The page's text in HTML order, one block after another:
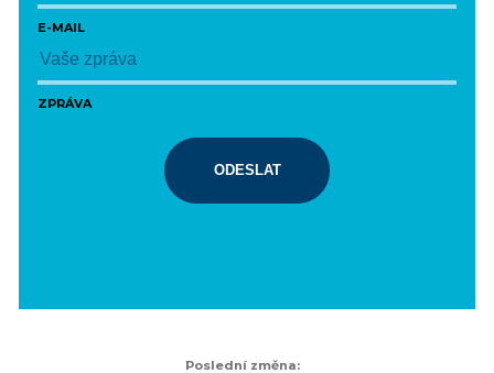
E-MAIL
ZPRÁVA
ODESLAT
Poslední změna: